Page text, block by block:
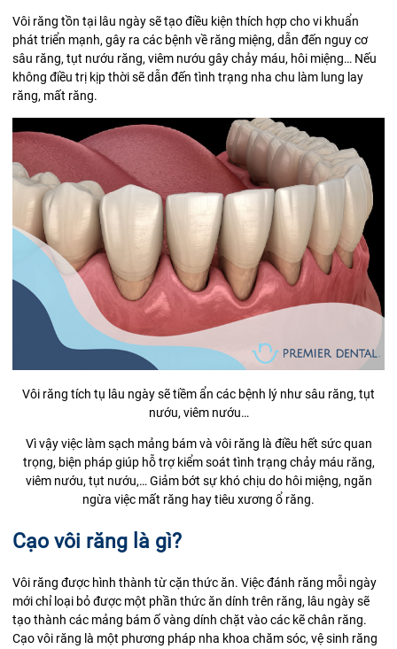
Vôi răng tồn tại lâu ngày sẽ tạo điều kiện thích hợp cho vi khuẩn
phát triển mạnh, gây ra các bệnh về răng miệng, dẫn đến nguy cơ
sâu răng, tụt nướu răng, viêm nướu gây chảy máu, hôi miệng… Nếu
không điều trị kịp thời sẽ dẫn đến tình trạng nha chu làm lung lay
răng, mất răng.
Vôi răng tích tụ lâu ngày sẽ tiềm ẩn các bệnh lý như sâu răng, tụt
nướu, viêm nướu…
Vì vậy việc làm sạch mảng bám và vôi răng là điều hết sức quan
trọng, biện pháp giúp hỗ trợ kiểm soát tình trạng chảy máu răng,
viêm nướu, tụt nướu,… Giảm bớt sự khó chịu do hôi miệng, ngăn
ngừa việc mất răng hay tiêu xương ổ răng.
Cạo vôi răng là gì?
Vôi răng được hình thành từ cặn thức ăn. Việc đánh răng mỗi ngày
mới chỉ loại bỏ được một phần thức ăn dính trên răng, lâu ngày sẽ
tạo thành các mảng bám ố vàng dính chặt vào các kẽ chân răng.
Cạo vôi răng là một phương pháp nha khoa chăm sóc, vệ sinh răng